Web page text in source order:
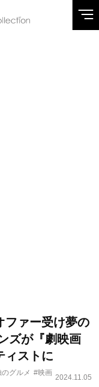
ファー受け夢の
ズが『劇映画
ィストに
グルメ #映画
2024.11.05